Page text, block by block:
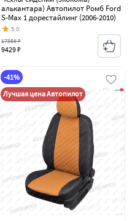
алькантара) Автопилот Ромб Ford
S-Max 1 дорестайлинг (2006-2010)
5.0
9429 ₽
17356 ₽
-41%
Лучшая цена Автопилот